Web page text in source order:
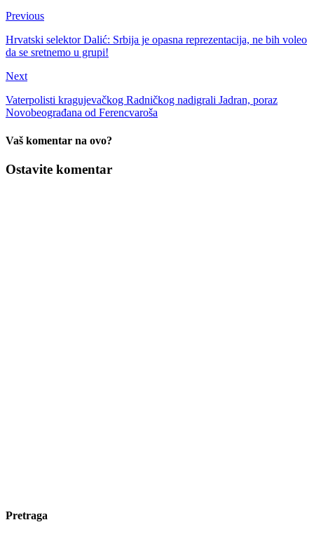
Previous
Hrvatski selektor Dalić: Srbija je opasna reprezentacija, ne bih voleo
da se sretnemo u grupi!
Next
Vaterpolisti kragujevačkog Radničkog nadigrali Jadran, poraz
Novobeograđana od Ferencvaroša
Vaš komentar na ovo?
Ostavite komentar
Pretraga